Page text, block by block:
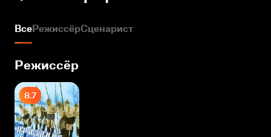
ВсеРежиссёрСценарист
Режиссёр
8.7